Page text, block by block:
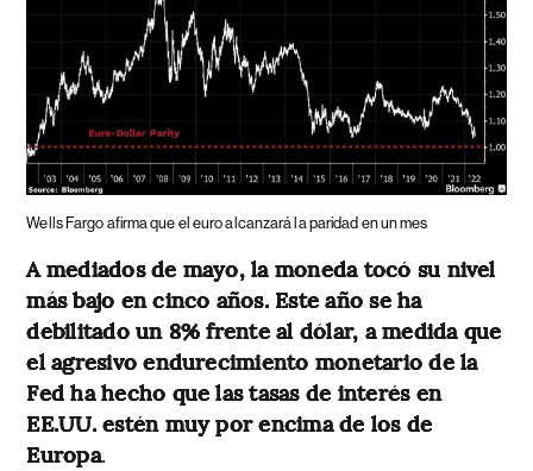
Wells Fargo afirma que el euro alcanzará la paridad en un mes
A mediados de mayo, la moneda tocó su nivel
más bajo en cinco años. Este año se ha
debilitado un 8% frente al dólar, a medida que
el agresivo endurecimiento monetario de la
Fed ha hecho que las tasas de interés en
EE.UU. estén muy por encima de los de
Europa.